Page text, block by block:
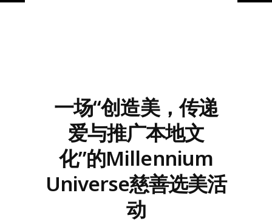
一场“创造美，传递
爱与推广本地文
化”的Millennium
Universe慈善选美活
动